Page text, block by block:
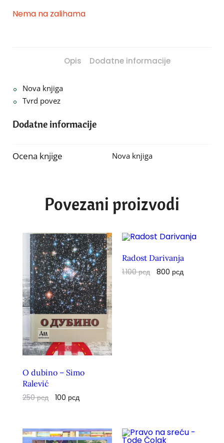
Nema na zalihama
Opis Dodatne informacije
Nova knjiga
Tvrd povez
Dodatne informacije
Ocena knjige Nova knjiga
Povezani proizvodi
O dubino – Simo
Ralević
250рсд 100 рсд
Radost Darivanja
1.100рсд 800 рсд